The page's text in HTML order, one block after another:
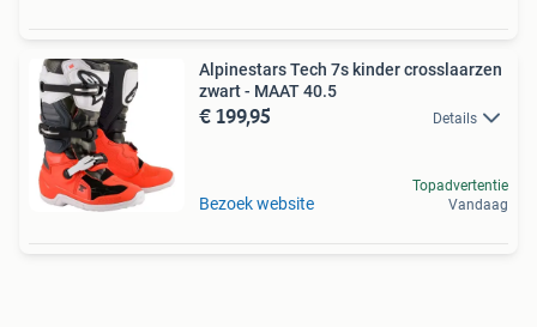
Alpinestars Tech 7s kinder crosslaarzen
zwart - MAAT 40.5
€ 199,95 Details
Bezoek website
Topadvertentie
Vandaag